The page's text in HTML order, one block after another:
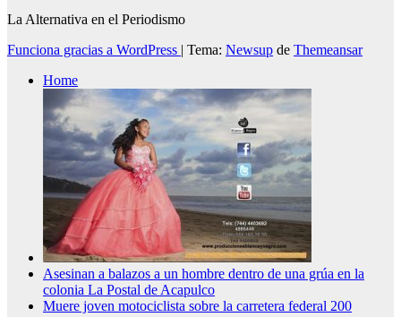
La Alternativa en el Periodismo
Funciona gracias a WordPress | Tema: Newsup de Themeansar
Home
Asesinan a balazos a un hombre dentro de una grúa en la
colonia La Postal de Acapulco
Muere joven motociclista sobre la carretera federal 200